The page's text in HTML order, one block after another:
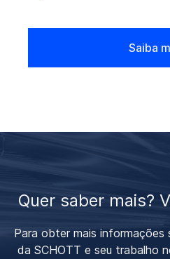
Saiba
Quer saber mais?
Para obter mais
da SCHOTT e seu trabalho